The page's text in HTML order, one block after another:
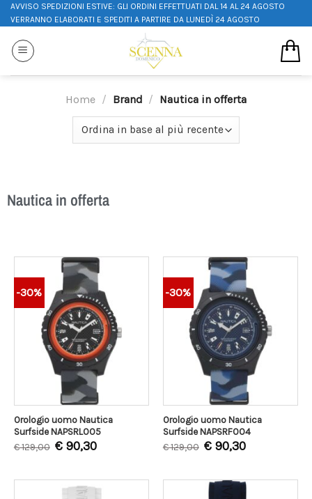
AVVISO SPEDIZIONI ESTIVE: GLI ORDINI EFFETTUATI DAL 14 AL 24 AGOSTO
VERRANNO ELABORATI E SPEDITI A PARTIRE DA LUNEDÌ 24 AGOSTO
Home / Brand / Nautica in offerta
Nautica in offerta
-30%
Orologio uomo Nautica
Surfside NAPSRL005
€129,00 €90,30
-30%
Orologio uomo Nautica
Surfside NAPSRF004
€129,00 €90,30